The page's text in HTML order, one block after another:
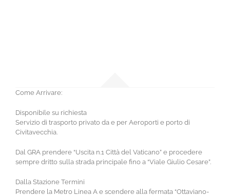
Come Arrivare:
Disponibile su richiesta
Servizio di trasporto privato da e per Aeroporti e porto di
Civitavecchia.
Dal GRA prendere “Uscita n.1 Città del Vaticano” e procedere
sempre dritto sulla strada principale fino a “Viale Giulio Cesare”.
Dalla Stazione Termini
Prendere la Metro Linea A e scendere alla fermata “Ottaviano-